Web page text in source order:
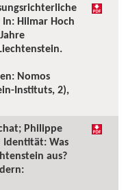
Hilmar Hoch
Nomos
Instituts, 2),
Philippe
Identität: Was
aus?